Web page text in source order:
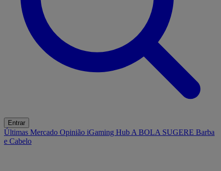
Entrar
Últimas Mercado Opinião iGaming Hub A BOLA SUGERE Barba
e Cabelo